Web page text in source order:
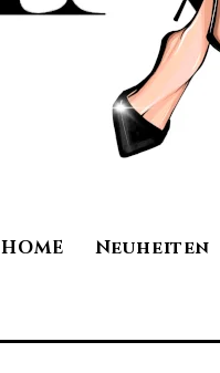
HOME Neuheiten